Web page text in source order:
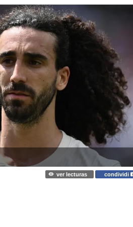
ver lecturas condividi